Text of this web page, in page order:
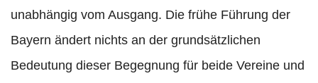
unabhängig vom Ausgang. Die frühe Führung der
Bayern ändert nichts an der grundsätzlichen
Bedeutung dieser Begegnung für beide Vereine und